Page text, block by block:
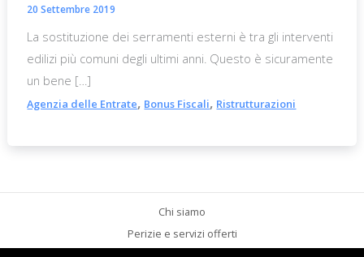
20 Settembre 2019
La sostituzione dei serramenti esterni è tra gli interventi
edilizi più comuni degli ultimi anni. Questo è sicuramente
un bene […]
Agenzia delle Entrate, Bonus Fiscali, Ristrutturazioni
Chi siamo
Perizie e servizi offerti